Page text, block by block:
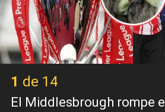
1 de 14
El Middlesbrough rompe